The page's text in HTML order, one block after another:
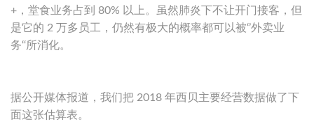
+，堂食业务占到 80% 以上。虽然肺炎下不让开门接客，但
是它的 2 万多员工，仍然有极大的概率都可以被‘’外卖业
务‘‘所消化。
据公开媒体报道，我们把 2018 年西贝主要经营数据做了下
面这张估算表。